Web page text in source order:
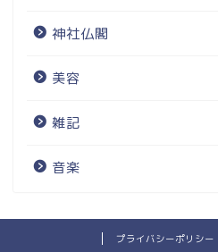
神社仏閣
美容
雑記
音楽
プライバシーポリシー